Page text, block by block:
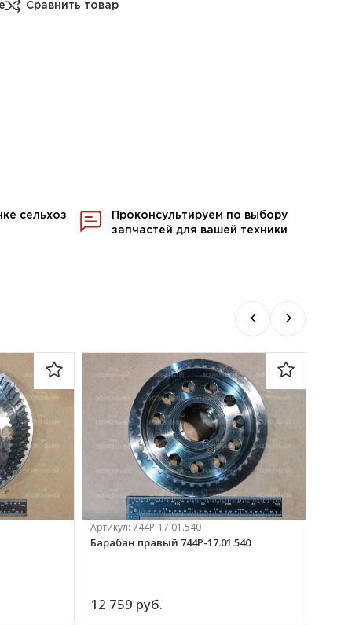
Сравнить товар
сельхоз
Проконсультируем по выбору
запчастей для вашей техники
Артикул: 744Р-17.01.540
Барабан правый 744Р-17.01.540
12 759 руб.